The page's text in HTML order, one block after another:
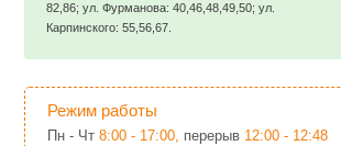
82,86; ул. Фурманова: 40,46,48,49,50; ул.
Карпинского: 55,56,67.
Режим работы
Пн - Чт 8:00 - 17:00, перерыв 12:00 - 12:48